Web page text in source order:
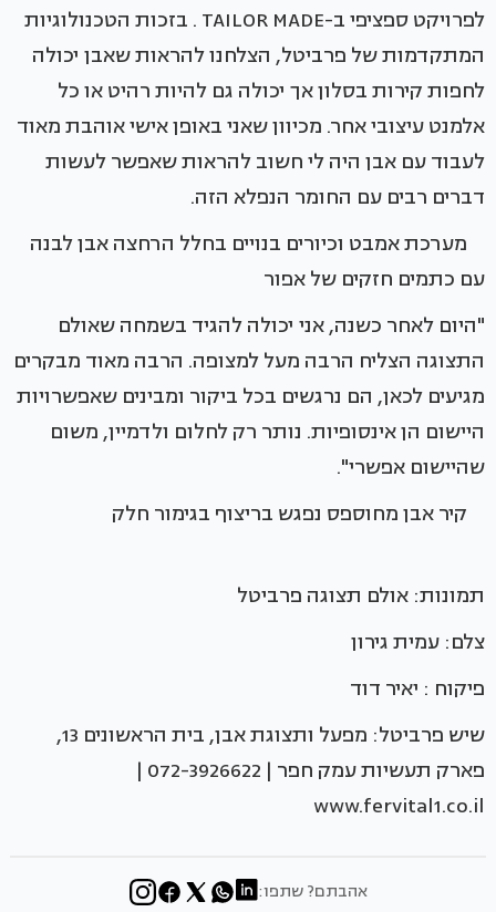
לפרויקט ספציפי ב-TAILOR MADE . בזכות הטכנולוגיות
המתקדמות של פרביטל, הצלחנו להראות שאבן יכולה
לחפות קירות בסלון אך יכולה גם להיות רהיט או כל
אלמנט עיצובי אחר. מכיוון שאני באופן אישי אוהבת מאוד
לעבוד עם אבן היה לי חשוב להראות שאפשר לעשות
דברים רבים עם החומר הנפלא הזה.
מערכת אמבט וכיורים בנויים בחלל הרחצה אבן לבנה
עם כתמים חזקים של אפור
"היום לאחר כשנה, אני יכולה להגיד בשמחה שאולם
התצוגה הצליח הרבה מעל למצופה. הרבה מאוד מבקרים
מגיעים לכאן, הם נרגשים בכל ביקור ומבינים שאפשרויות
היישום הן אינסופיות. נותר רק לחלום ולדמיין, משום
שהיישום אפשרי".
קיר אבן מחוספס נפגש בריצוף בגימור חלק
תמונות: אולם תצוגה פרביטל
צלם: עמית גירון
פיקוח : יאיר דוד
שיש פרביטל: מפעל ותצוגת אבן, בית הראשונים 13,
פארק תעשיות עמק חפר | 072-3926622 |
www.fervital1.co.il
אהבתם? שתפו: